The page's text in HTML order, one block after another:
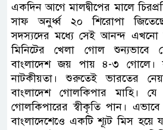
একদিন আগে মালদ্বীপের মালে
সাফ অনুর্ধ্ব ২০ শিরোপা
সদস্যদের মধ্যে সেই আনন্দ এখনো
মিনিটের খেলা গোল শুন্যভাবে
বাংলাদেশ জয় পায় ৪-৩ গোলে।
নাটকীয়তা। শুরুতেই ভারতের
বাংলাদেশ গোলকিপার মাহি। যে
গোলকিপারের স্বীকৃতি পান।
বাংলাদেশেওে একটি শ্যূট মিস হয়ে